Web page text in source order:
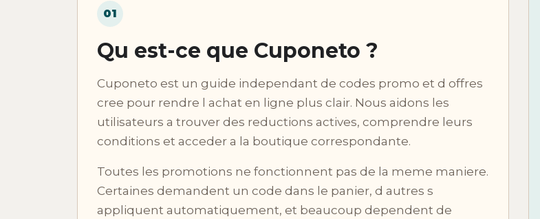
01
Qu est-ce que Cuponeto ?
Cuponeto est un guide independant de codes promo et d offres
cree pour rendre l achat en ligne plus clair. Nous aidons les
utilisateurs a trouver des reductions actives, comprendre leurs
conditions et acceder a la boutique correspondante.
Toutes les promotions ne fonctionnent pas de la meme maniere.
Certaines demandent un code dans le panier, d autres s
appliquent automatiquement, et beaucoup dependent de